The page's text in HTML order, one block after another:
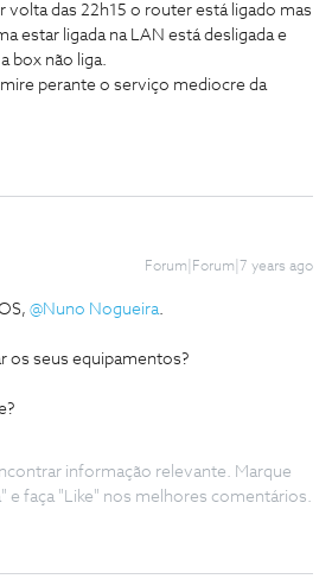
volta das 22h15 o router está ligado mas
estar ligada na LAN está desligada e
box não liga.
perante o serviço mediocre da
Forum|Forum|7 years ago
@Nuno Nogueira
os seus equipamentos?
informação relevante. Marque
e faça "Like" nos melhores comentários.